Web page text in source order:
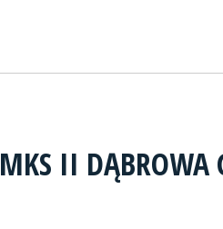
MKS II DĄBROWA